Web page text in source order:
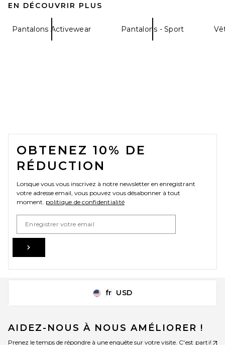
EN DÉCOUVRIR PLUS
Pantalons Activewear Pantalons - Sport
FOOTER
OBTENEZ 10% DE
RÉDUCTION
Lorsque vous vous inscrivez à notre newsletter en enregistrant
votre adresse email, vous pouvez vous désabonner à tout
moment. politique de confidentialité
Change Country Regions
fr USD
AIDEZ-NOUS À NOUS AMÉLIORER !
Prenez le temps de répondre à une enquête sur votre visite. C'est parti!